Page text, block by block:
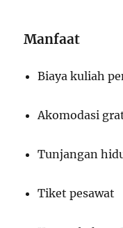
Manfaat
Biaya kuliah
Akomodasi
Tunjangan
Tiket pesawat